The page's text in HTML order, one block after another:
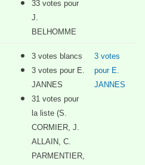
33 votes pour
J.
BELHOMME
3 votes blancs
3 votes pour E.
JANNES
31 votes pour
la liste (S.
CORMIER, J.
ALLAIN, C.
PARMENTIER,
3 votes
pour E.
JANNES